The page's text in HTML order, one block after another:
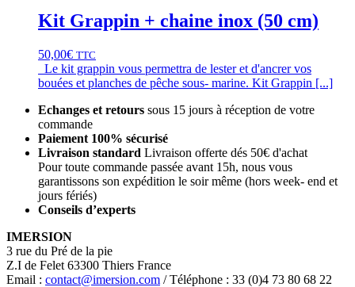
Kit Grappin + chaine inox (50 cm)
50,00€ TTC
Le kit grappin vous permettra de lester et d'ancrer vos
bouées et planches de pêche sous- marine. Kit Grappin [...]
Echanges et retours sous 15 jours à réception de votre
commande
Paiement 100% sécurisé
Livraison standard Livraison offerte dés 50€ d'achat
Pour toute commande passée avant 15h, nous vous
garantissons son expédition le soir même (hors week- end et
jours fériés)
Conseils d’experts
IMERSION
3 rue du Pré de la pie
Z.I de Felet 63300 Thiers France
Email : contact@imersion.com / Téléphone : 33 (0)4 73 80 68 22